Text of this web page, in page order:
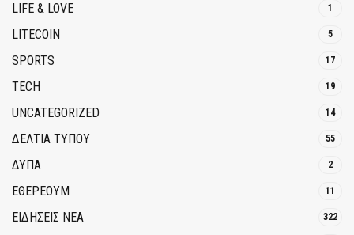
LIFE & LOVE 1
LITECOIN 5
SPORTS 17
TECH 19
UNCATEGORIZED 14
ΔΕΛΤΙΑ ΤΥΠΟΥ 55
ΔΥΠΑ 2
ΕΘΈΡΕΟΥΜ 11
ΕΙΔΗΣΕΙΣ ΝΕΑ 322